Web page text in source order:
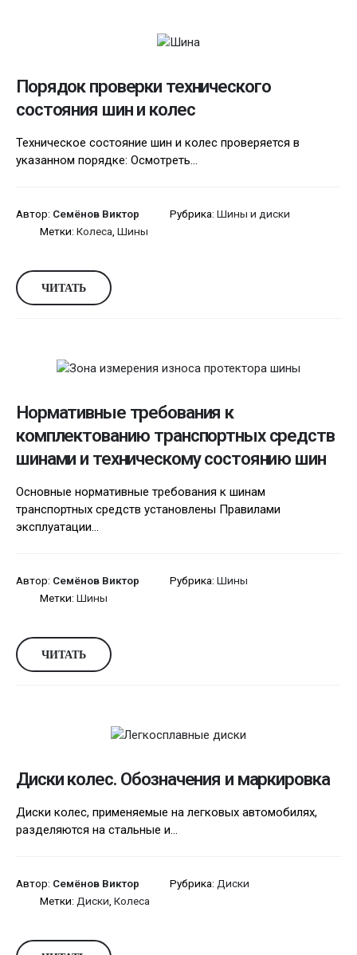
Порядок проверки технического
состояния шин и колес
Техническое состояние шин и колес проверяется в
указанном порядке: Осмотреть...
Автор: Семёнов Виктор Рубрика: Шины и диски
Метки: Колеса, Шины
ЧИТАТЬ
Нормативные требования к
комплектованию транспортных средств
шинами и техническому состоянию шин
Основные нормативные требования к шинам
транспортных средств установлены Правилами
эксплуатации...
Автор: Семёнов Виктор Рубрика: Шины
Метки: Шины
ЧИТАТЬ
Диски колес. Обозначения и маркировка
Диски колес, применяемые на легковых автомобилях,
разделяются на стальные и...
Автор: Семёнов Виктор Рубрика: Диски
Метки: Диски, Колеса